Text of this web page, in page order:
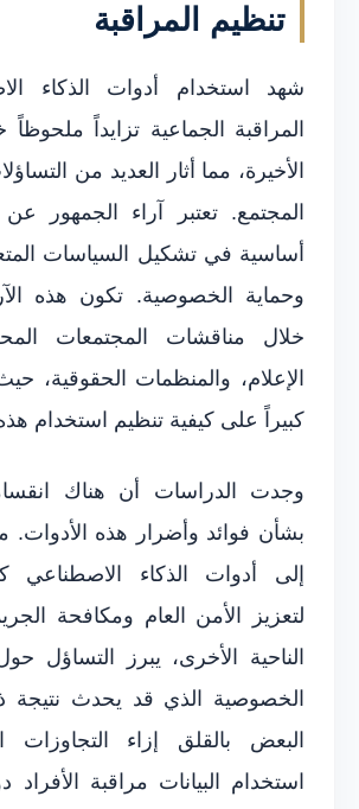
تنظيم المراقبة
شهد استخدام أدوات الذكاء
المراقبة الجماعية تزايداً
الأخيرة، مما أثار العديد من
المجتمع. تعتبر آراء الجمهور
أساسية في تشكيل السياسات
وحماية الخصوصية. تكون هذه
خلال مناقشات المجتمعات
الإعلام، والمنظمات الحقوقية،
كبيراً على كيفية تنظيم استخدام هذه
وجدت الدراسات أن هناك
بشأن فوائد وأضرار هذه الأدوات.
إلى أدوات الذكاء الاصطناعي
لتعزيز الأمن العام ومكافحة
الناحية الأخرى، يبرز التساؤل
الخصوصية الذي قد يحدث نتيجة
البعض بالقلق إزاء التجاوزات
استخدام البيانات مراقبة